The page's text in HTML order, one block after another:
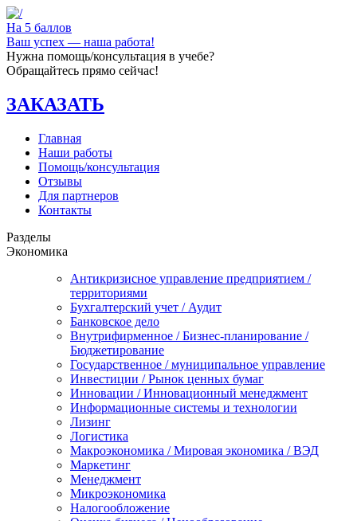
На 5 баллов
Ваш успех — наша работа!
Нужна помощь/консультация в учебе?
Обращайтесь прямо сейчас!
ЗАКАЗАТЬ
Главная
Наши работы
Помощь/консультация
Отзывы
Для партнеров
Контакты
Разделы
Экономика
Антикризисное управление предприятием /
территориями
Бухгалтерский учет / Аудит
Банковское дело
Внутрифирменное / Бизнес-планирование /
Бюджетирование
Государственное / муниципальное управление
Инвестиции / Рынок ценных бумаг
Инновации / Инновационный менеджмент
Информационные системы и технологии
Лизинг
Логистика
Макроэкономика / Мировая экономика / ВЭД
Маркетинг
Менеджмент
Микроэкономика
Налогообложение